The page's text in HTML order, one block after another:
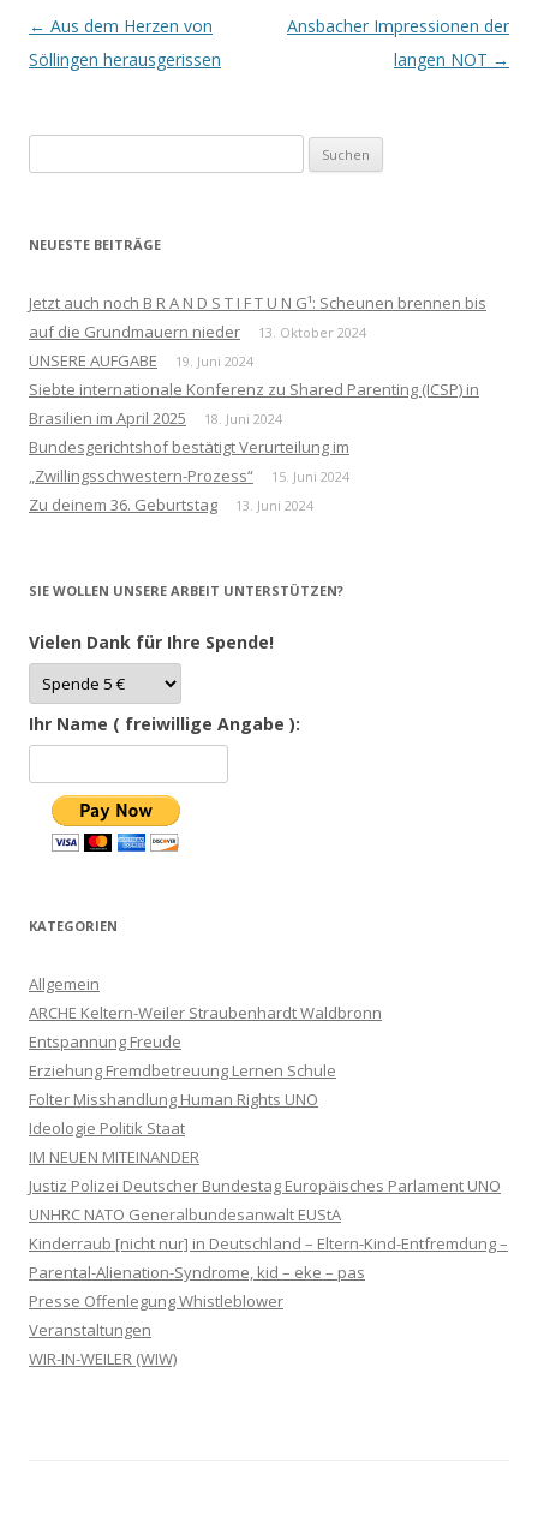
Beitrags-
Navigation
← Aus dem Herzen von
Söllingen herausgerissen
Ansbacher Impressionen der
langen NOT →
nach:
NEUESTE BEITRÄGE
Jetzt auch noch B R A N D S T I F T U N G¹: Scheunen brennen bis
auf die Grundmauern nieder
13. Oktober 2024
UNSERE AUFGABE 19. Juni 2024
Siebte internationale Konferenz zu Shared Parenting (ICSP) in
Brasilien im April 2025
18. Juni 2024
Bundesgerichtshof bestätigt Verurteilung im
„Zwillingsschwestern-Prozess“
15. Juni 2024
Zu deinem 36. Geburtstag 13. Juni 2024
SIE WOLLEN UNSERE ARBEIT UNTERSTÜTZEN?
Vielen Dank für Ihre Spende!
Ihr Name ( freiwillige Angabe ):
KATEGORIEN
Allgemein
ARCHE Keltern-Weiler Straubenhardt Waldbronn
Entspannung Freude
Erziehung Fremdbetreuung Lernen Schule
Folter Misshandlung Human Rights UNO
Ideologie Politik Staat
IM NEUEN MITEINANDER
Justiz Polizei Deutscher Bundestag Europäisches Parlament UNO
UNHRC NATO Generalbundesanwalt EUStA
Kinderraub [nicht nur] in Deutschland – Eltern-Kind-Entfremdung –
Parental-Alienation-Syndrome, kid – eke – pas
Presse Offenlegung Whistleblower
Veranstaltungen
WIR-IN-WEILER (WIW)